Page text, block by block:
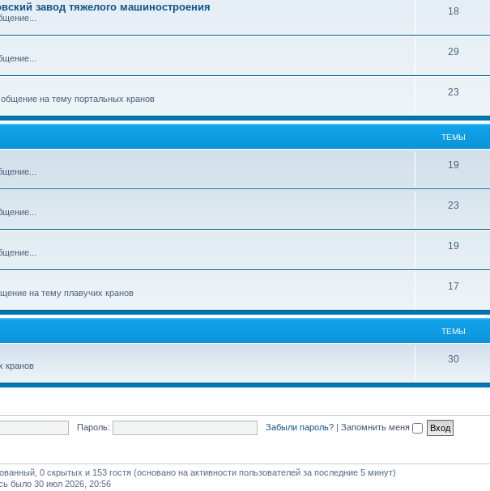
завод тяжелого машиностроения 18
29
на тему портальных кранов
23
ТЕМЫ
19
23
19
на тему плавучих кранов
17
ТЕМЫ
кранов
30
Пароль: Забыли пароль? | Запомнить меня
0 скрытых и 153 гостя (основано на активности пользователей за последние 5 минут)
было 30 июл 2026, 20:56